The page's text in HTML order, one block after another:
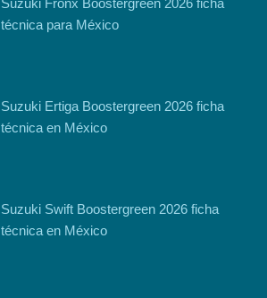
Suzuki Fronx Boostergreen 2026 ficha
técnica para México
Suzuki Ertiga Boostergreen 2026 ficha
técnica en México
Suzuki Swift Boostergreen 2026 ficha
técnica en México